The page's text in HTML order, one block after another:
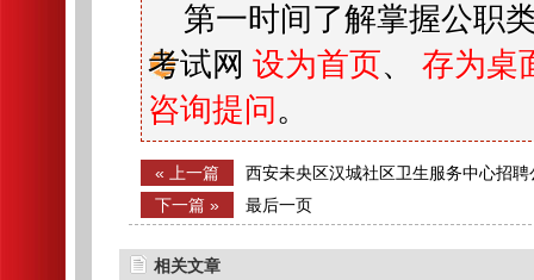
第一时间了解掌握公职
考试网 设为首页、 存为桌
咨询提问 。
« 上一篇
西安未央区汉城社区卫生服务中心招
下一篇 »
最后一页
相关文章